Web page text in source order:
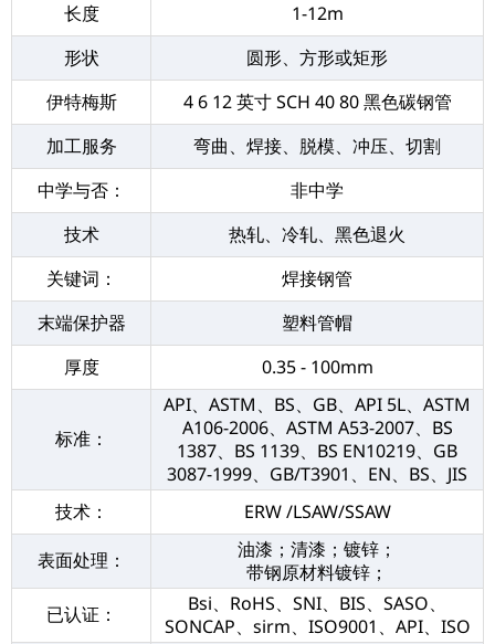
长度
1-12m
形状
圆形、方形或矩形
伊特梅斯
4 6 12 英寸 SCH 40 80 黑色碳钢管
加工服务
弯曲、焊接、脱模、冲压、切割
中学与否：
非中学
技术
热轧、冷轧、黑色退火
关键词：
焊接钢管
末端保护器
塑料管帽
厚度
0.35 - 100mm
标准：
API、ASTM、BS、GB、API 5L、ASTM
A106-2006、ASTM A53-2007、BS
1387、BS 1139、BS EN10219、GB
3087-1999、GB/T3901、EN、BS、JIS
技术：
ERW /LSAW/SSAW
表面处理：
油漆；清漆；镀锌；
带钢原材料镀锌；
已认证：
Bsi、RoHS、SNI、BIS、SASO、
SONCAP、sirm、ISO9001、API、ISO